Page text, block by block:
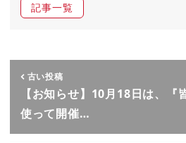
記事一覧
古い投稿
【お知らせ】10月18日は、
使って開催…